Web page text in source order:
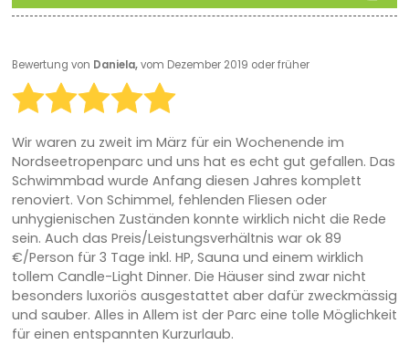
Bewertung von Daniela,vom Dezember 2019 oder früher
Wir waren zu zweit im März für ein Wochenende im
Nordseetropenparc und uns hat es echt gut gefallen. Das
Schwimmbad wurde Anfang diesen Jahres komplett
renoviert. Von Schimmel, fehlenden Fliesen oder
unhygienischen Zuständen konnte wirklich nicht die Rede
sein. Auch das Preis/Leistungsverhältnis war ok 89
€/Person für 3 Tage inkl. HP, Sauna und einem wirklich
tollem Candle-Light Dinner. Die Häuser sind zwar nicht
besonders luxoriös ausgestattet aber dafür zweckmässig
und sauber. Alles in Allem ist der Parc eine tolle Möglichkeit
für einen entspannten Kurzurlaub.